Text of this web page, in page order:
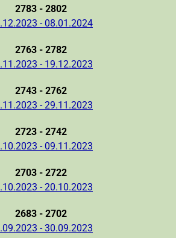
2783 - 2802
- 08.01.2024
2763 - 2782
- 19.12.2023
2743 - 2762
- 29.11.2023
2723 - 2742
- 09.11.2023
2703 - 2722
- 20.10.2023
2683 - 2702
- 30.09.2023